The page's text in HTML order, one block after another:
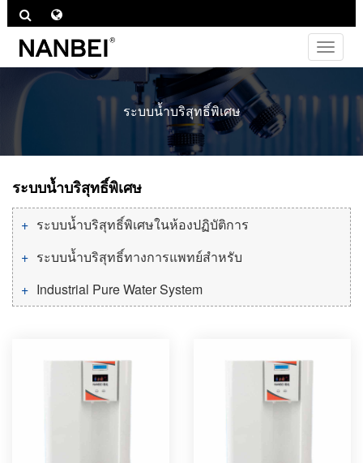
ไม่
ต้อง
ช่อง
ระบบน้ำบริสุทธิ์พิเศษ
ระบบน้ำบริสุทธิ์พิเศษ
ระบบน้ำบริสุทธิ์พิเศษในห้องปฏิบัติการ
ระบบน้ำบริสุทธิ์ทางการแพทย์สำหรับ
Industrial Pure Water System